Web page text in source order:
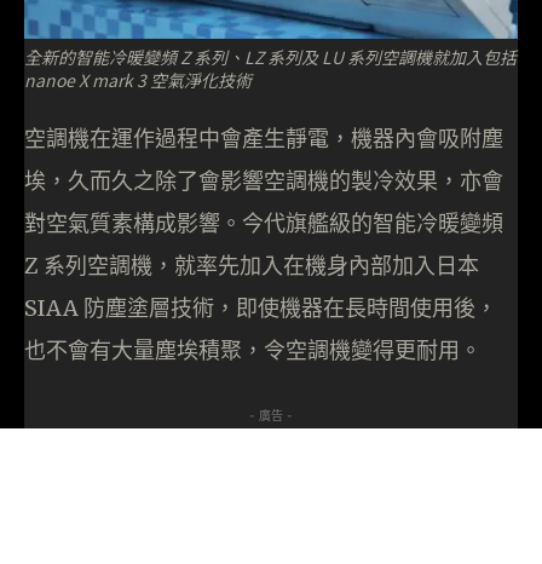
全新的智能冷暖變頻 Z 系列、LZ 系列及 LU 系列空調機就加入包括
nanoe X mark 3 空氣淨化技術
空調機在運作過程中會產生靜電，機器內會吸附塵
埃，久而久之除了會影響空調機的製冷效果，亦會
對空氣質素構成影響。今代旗艦級的智能冷暖變頻
Z 系列空調機，就率先加入在機身內部加入日本
SIAA 防塵塗層技術，即使機器在長時間使用後，
也不會有大量塵埃積聚，令空調機變得更耐用。
- 廣告 -